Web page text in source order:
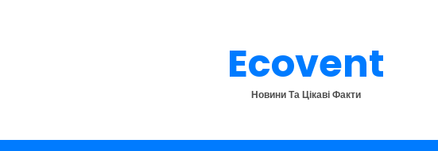
Ecovent
Новини Та Цікаві Факти